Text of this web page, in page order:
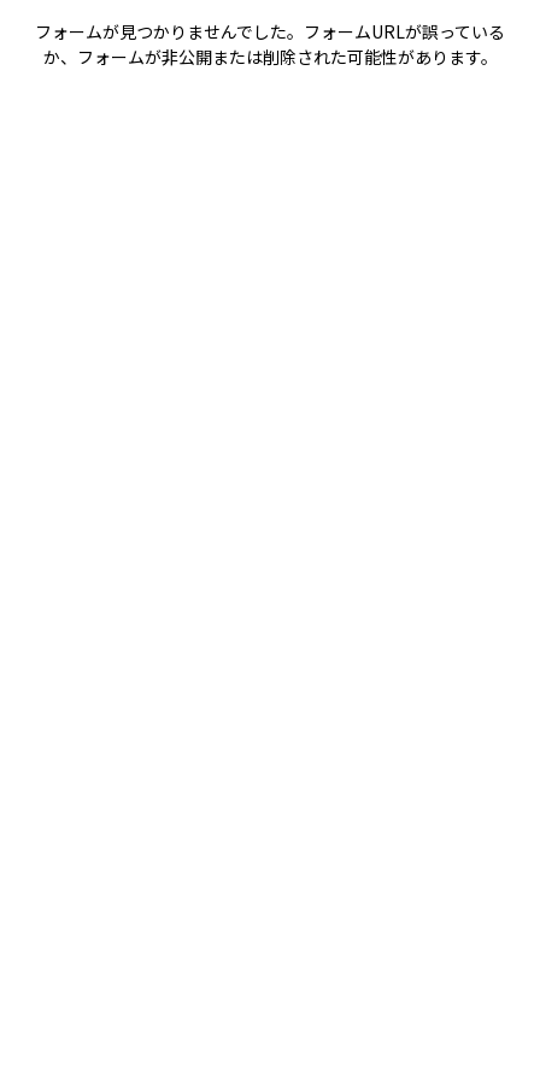
フォームが見つかりませんでした。フォームURLが誤っている
か、フォームが非公開または削除された可能性があります。